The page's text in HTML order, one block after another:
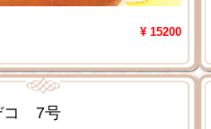
¥ 15200
コ 7号